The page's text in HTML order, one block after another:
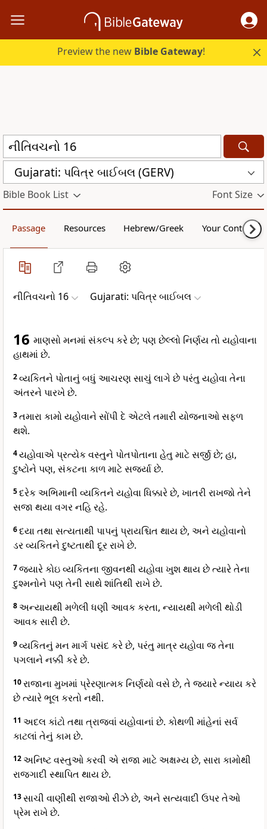
Preview the new Bible Gateway!
Gujarati: પવિત્ર બાઈબલ (GERV)
Bible Book List Font Size
Passage Resources Hebrew/Greek Your Content
નીતિવચનો 16 Gujarati: પવિત્ર બાઈબલ
16 માણસો મનમાં સંકલ્પ કરે છે; પણ છેલ્લો નિર્ણય તો યહોવાના
હાથમાં છે.
2વ્યકિતને પોતાનું બધું આચરણ સાચું લાગે છે પરંતુ યહોવા તેના
અંતરને પારખે છે.
3તમારા કામો યહોવાને સોંપી દે એટલે તમારી યોજનાઓ સફળ
થશે.
4યહોવાએ પ્રત્યેક વસ્તુને પોતપોતાના હેતુ માટે સર્જી છે; હા,
દુષ્ટોને પણ, સંકટના કાળ માટે સર્જ્યા છે.
5દરેક અભિમાની વ્યકિતને યહોવા ધિક્કારે છે, ખાતરી રાખજો તેને
સજા થયા વગર નહિ રહે.
6દયા તથા સત્યતાથી પાપનું પ્રાયશ્ચિત થાય છે, અને યહોવાનો
ડર વ્યકિતને દુષ્ટતાથી દૂર રાખે છે.
7જ્યારે કોઇ વ્યકિતના જીવનથી યહોવા ખુશ થાય છે ત્યારે તેના
દુશ્મનોને પણ તેની સાથે શાંતિથી રાખે છે.
8અન્યાયથી મળેલી ધણી આવક કરતા, ન્યાયથી મળેલી થોડી
આવક સારી છે.
9વ્યકિતનું મન માર્ગ પસંદ કરે છે, પરંતુ માત્ર યહોવા જ તેના
પગલાને નક્કી કરે છે.
10રાજાના મુખમાં પ્રેરણાત્મક નિર્ણયો વસે છે, તે જ્યારે ન્યાય કરે
છે ત્યારે ભૂલ કરતો નથી.
11 અદલ કાંટો તથા ત્રાજવાં યહોવાનાં છે. કોથળી માંહેનાં સર્વ
કાટલાં તેનું કામ છે.
12અનિષ્ટ વસ્તુઓ કરવી એ રાજા માટે અક્ષમ્ય છે, સારા કામોથી
રાજગાદી સ્થાપિત થાય છે.
13સાચી વાણીથી રાજાઓ રીઝે છે, અને સત્યવાદી ઉપર તેઓ
પ્રેમ રાખે છે.